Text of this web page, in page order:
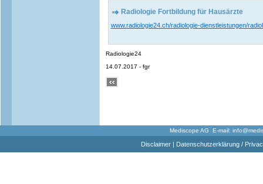
Radiologie Fortbildung für Hausärzte
www.radiologie24.ch/radiologie-dienstleistungen/
Radiologie24
14.07.2017 - fgr
Mediscope AG E-mail:
Disclaimer| Datenschutzerklärung /